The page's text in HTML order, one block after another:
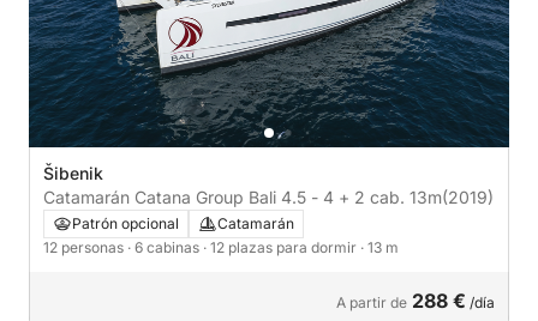
Šibenik
Catamarán Catana Group Bali 4.5 - 4 + 2 cab. 13m(2019)
Patrón opcional
Catamarán
12 personas · 6 cabinas · 12 plazas para dormir · 13 m
A partir de 288 € /día